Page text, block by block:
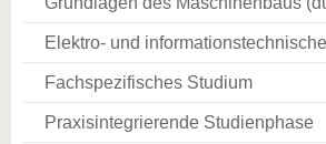
Elektro- und
Fachspezifisches Studium
Praxisintegrierende Studienphase